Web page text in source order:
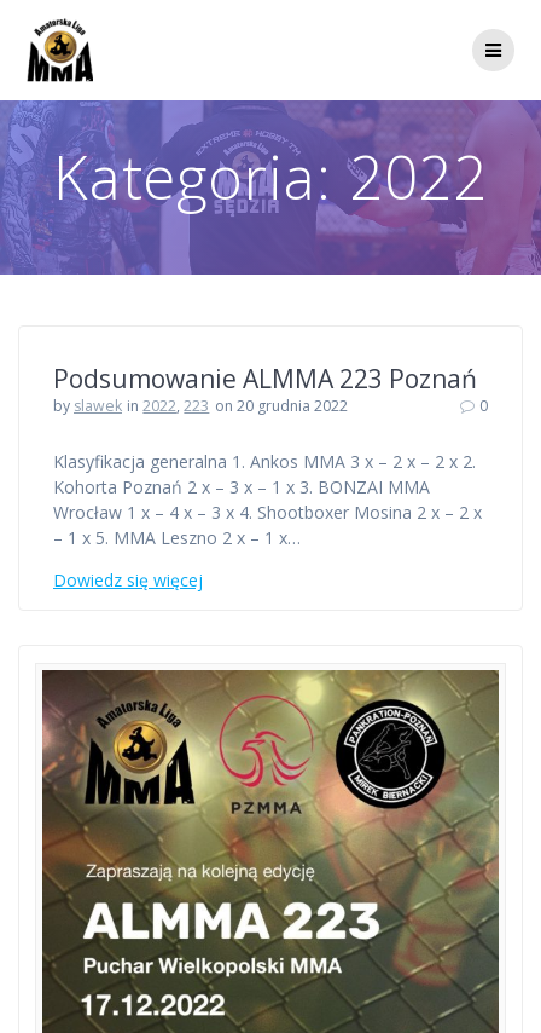
Kategoria:2022
Podsumowanie ALMMA 223 Poznań
by slawek in2022,223 on 20 grudnia 2022 0
Klasyfikacja generalna 1. Ankos MMA 3 x – 2 x – 2 x 2.
Kohorta Poznań 2 x – 3 x – 1 x 3. BONZAI MMA
Wrocław 1 x – 4 x – 3 x 4. Shootboxer Mosina 2 x – 2 x
– 1 x 5. MMA Leszno 2 x – 1 x…
Dowiedz się więcej